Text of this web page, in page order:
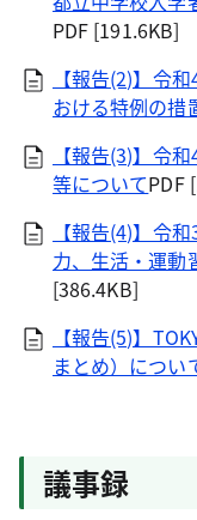
PDF [191.6KB]
【報告(2)】令
おける特例の措
【報告(3)】令
等についてPDF
【報告(4)】令
力、生活・運動
[386.4KB]
【報告(5)】
まとめ）につい
議事録